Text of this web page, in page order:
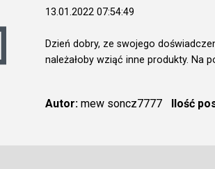
13.01.2022 07:54:49
Dzień dobry, ze swojego
należałoby wziąć inne produkty.
Autor: mew soncz7777 Ilość